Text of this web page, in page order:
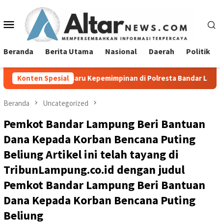
konten Menu
Mobile
Beranda Berita Utama Nasional Daerah Politik
Konten Spesial
Baru Kepemimpinan di Polresta Bandar Lampung
Beranda Uncategorized
Pemkot Bandar Lampung Beri Bantuan
Dana Kepada Korban Bencana Puting
Beliung Artikel ini telah tayang di
TribunLampung.co.id dengan judul
Pemkot Bandar Lampung Beri Bantuan
Dana Kepada Korban Bencana Puting
Beliung